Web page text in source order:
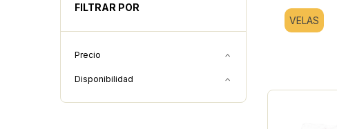
FILTRAR POR
Precio
Disponibilidad
VELAS